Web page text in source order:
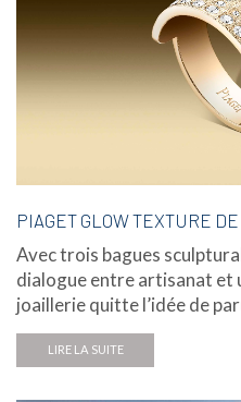
PIAGET GLOW TEXTURE
Avec trois bagues
dialogue entre artisanat et
joaillerie quitte l’idée de
LIRE LA SUITE